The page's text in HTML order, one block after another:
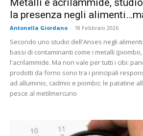
la presenza negli
Antonella Giordano - 18 Febbraio 2026
Secondo uno studio dell'Anses negli
bassi di contaminanti come i metalli
l'acrilammide. Ma non vale per tutti i cibi:
prodotti da forno sono tra i principali
ad alluminio, cadmio e piombo; le patatine
pesce al metilmercurio